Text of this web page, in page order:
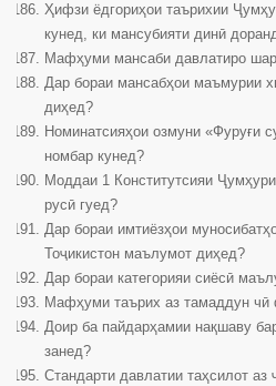
Ҳифзи ёдгориҳои таърихии
кунед, ки мансубияти динӣ
Мафҳуми мансаби давлатиро
Дар бораи мансабҳои маъмурии
диҳед?
Номинатсияҳои озмуни «Фуруғи
номбар кунед?
Моддаи 1 Конститутсияи
русӣ гуед?
Дар бораи имтиёзҳои
Тоҷикистон маълумот диҳед?
Дар бораи категорияи сиёсӣ
Мафҳуми таърих аз тамаддун чӣ
Доир ба пайдарҳамии нақшаву
занед?
Стандарти давлатии таҳсилот аз